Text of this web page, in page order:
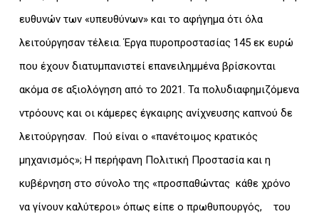
ευθυνών των «υπευθύνων» και το αφήγημα ότι όλα
λειτούργησαν τέλεια. Έργα πυροπροστασίας 145 εκ ευρώ
που έχουν διατυμπανιστεί επανειλημμένα βρίσκονται
ακόμα σε αξιολόγηση από το 2021. Τα πολυδιαφημιζόμενα
ντρόουνς και οι κάμερες έγκαιρης ανίχνευσης καπνού δε
λειτούργησαν. Πού είναι ο «πανέτοιμος κρατικός
μηχανισμός»; Η περήφανη Πολιτική Προστασία και η
κυβέρνηση στο σύνολο της «προσπαθώντας κάθε χρόνο
να γίνουν καλύτεροι» όπως είπε ο πρωθυπουργός, του